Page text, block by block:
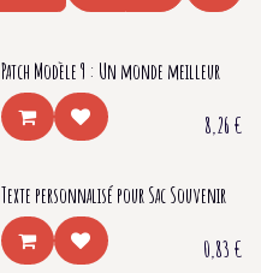
Patch Modèle 9 : Un monde meilleur
8,26 €
Texte personnalisé pour Sac Souvenir
0,83 €